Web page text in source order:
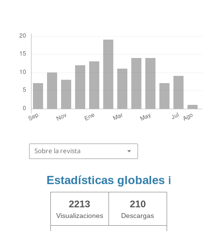
Sobre la revista
Estadísticas globales ℹ️
2213
Visualizaciones
210
Descargas